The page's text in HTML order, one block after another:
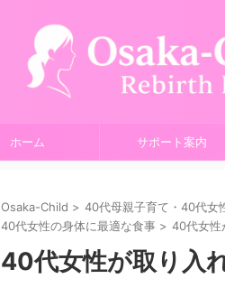
ホーム サポート案内
Osaka-Child > 40代母親子育て・40代女
40代女性の身体に最適な食事 > 40代女性
40代女性が取り入